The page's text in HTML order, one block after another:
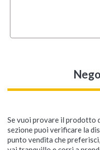
Se vuoi provare il prodotto
sezione puoi verificare la
punto vendita che